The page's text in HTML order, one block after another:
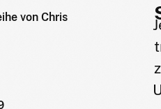
von Chris